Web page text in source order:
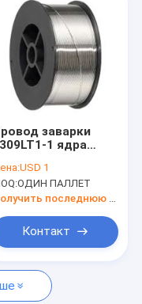
заварки
1 ядра
0.45kg
USD 1
ОДИН ПАЛЛЕТ
Получить последнюю цену
Контакт